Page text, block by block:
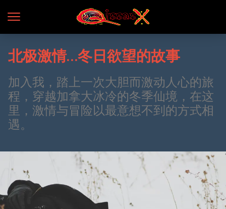
北极激情…冬日欲望的故事
加入我，踏上一次大胆而激动人心的旅
程，穿越加拿大冰冷的冬季仙境，在这
里，激情与冒险以最意想不到的方式相
遇。